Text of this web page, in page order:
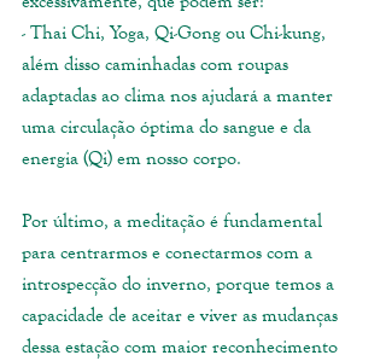
- Thai Chi, Yoga, Qi-Gong ou Chi-kung,
além disso caminhadas com roupas
adaptadas ao clima nos ajudará a manter
uma circulação óptima do sangue e da
energia (Qi) em nosso corpo.
Por último, a meditação é fundamental
para centrarmos e conectarmos com a
introspecção do inverno, porque temos a
capacidade de aceitar e viver as mudanças
dessa estação com maior reconhecimento